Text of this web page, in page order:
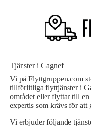
Tjänster i Gagnef
Vi på Flyttgruppen.com
tillförlitliga flyttjänster i
området eller flyttar till en
expertis som krävs för att
Vi erbjuder följande